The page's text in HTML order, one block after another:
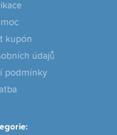
kupón
údajů
podmínky